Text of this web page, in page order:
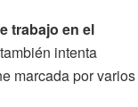
trabajo en el
intenta
marcada por varios